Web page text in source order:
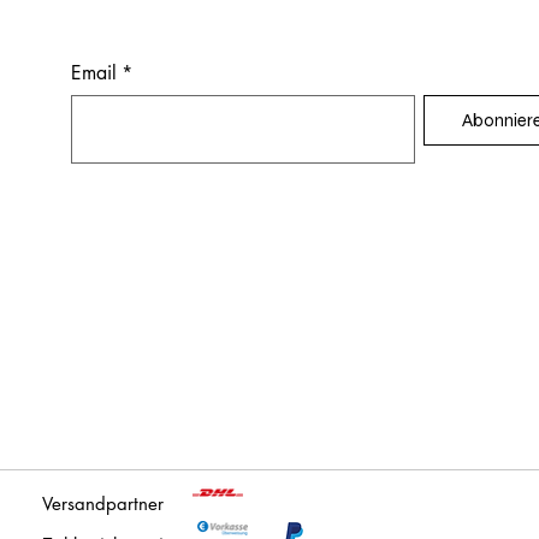
Email *
Versandpartner